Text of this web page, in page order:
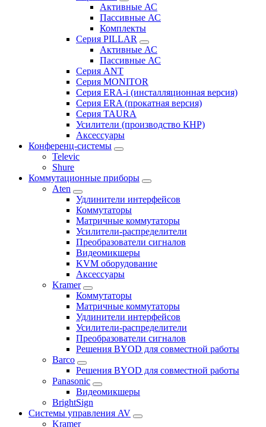
Активные АС
Пассивные АС
Комплекты
Серия PILLAR
Активные АС
Пассивные АС
Серия ANT
Серия MONITOR
Серия ERA-i (инсталляционная версия)
Серия ERA (прокатная версия)
Серия TAURA
Усилители (производство КНР)
Аксессуары
Конференц-системы
Televic
Shure
Коммутационные приборы
Aten
Удлинители интерфейсов
Коммутаторы
Матричные коммутаторы
Усилители-распределители
Преобразователи сигналов
Видеомикшеры
KVM оборудование
Аксессуары
Kramer
Коммутаторы
Матричные коммутаторы
Удлинители интерфейсов
Усилители-распределители
Преобразователи сигналов
Решения BYOD для совместной работы
Barco
Решения BYOD для совместной работы
Panasonic
Видеомикшеры
BrightSign
Системы управления AV
Kramer